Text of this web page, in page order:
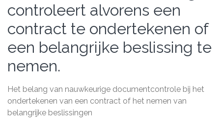
controleert alvorens een
contract te ondertekenen of
een belangrijke beslissing te
nemen.
Het belang van nauwkeurige documentcontrole bij het
ondertekenen van een contract of het nemen van
belangrijke beslissingen